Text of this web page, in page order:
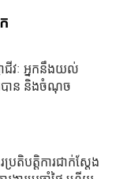
ាជីវៈ អ្នកនឹងយល់
បាន និងចំណុច
តិបត្តិការជាក់ស្តែង